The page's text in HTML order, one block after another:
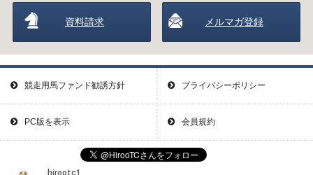
資料請求 メルマガ登録
競走用馬ファンド勧誘方針 プライバシーポリシー
PC版を表示 会員規約